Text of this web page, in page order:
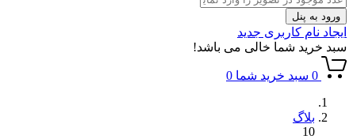
ورود به پنل
ایجاد نام کاربری جدید
سبد خرید شما خالی می باشد!
0 سبد خرید شما 0
بلاگ
10